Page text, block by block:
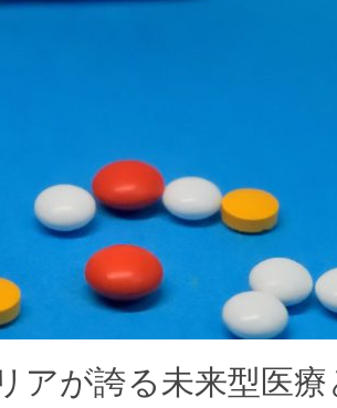
アが誇る未来型医